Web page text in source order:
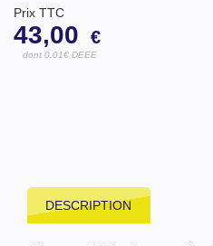
Prix TTC
43,00 €
dont 0.01€ DEEE
DESCRIPTION